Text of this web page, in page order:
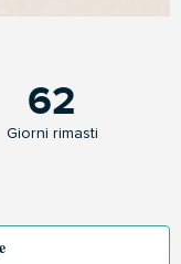
62
Giorni rimasti